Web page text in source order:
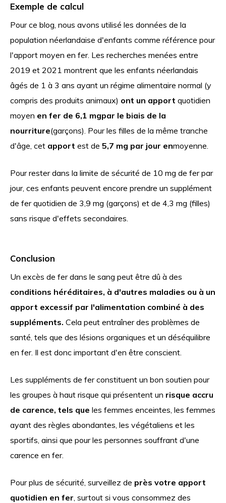
Exemple de calcul
Pour ce blog, nous avons utilisé les données de la
population néerlandaise d'enfants comme référence pour
l'apport moyen en fer. Les recherches menées entre
2019 et 2021 montrent que les enfants néerlandais
âgés de 1 à 3 ans ayant un régime alimentaire normal (y
compris des produits animaux) ont un apport quotidien
moyen en fer de 6,1 mgpar le biais de la
nourriture(garçons). Pour les filles de la même tranche
d'âge, cet apport est de 5,7 mg par jour enmoyenne.
Pour rester dans la limite de sécurité de 10 mg de fer par
jour, ces enfants peuvent encore prendre un supplément
de fer quotidien de 3,9 mg (garçons) et de 4,3 mg (filles)
sans risque d'effets secondaires.
Conclusion
Un excès de fer dans le sang peut être dû à des
conditions héréditaires, à d'autres maladies ou à un
apport excessif par l'alimentation combiné à des
suppléments. Cela peut entraîner des problèmes de
santé, tels que des lésions organiques et un déséquilibre
en fer. Il est donc important d'en être conscient.
Les suppléments de fer constituent un bon soutien pour
les groupes à haut risque qui présentent un risque accru
de carence, tels que les femmes enceintes, les femmes
ayant des règles abondantes, les végétaliens et les
sportifs, ainsi que pour les personnes souffrant d'une
carence en fer.
Pour plus de sécurité, surveillez de près votre apport
quotidien en fer , surtout si vous consommez des